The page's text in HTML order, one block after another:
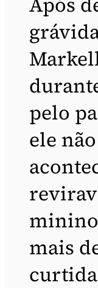
pelo
ele
mais